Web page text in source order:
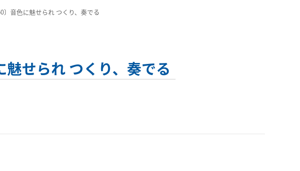
〕音色に魅せられ つくり、奏でる
魅せられ つくり、奏でる